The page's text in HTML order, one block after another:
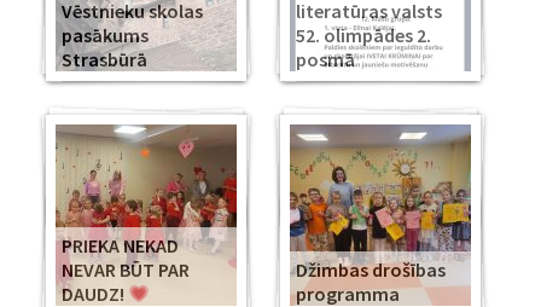
Vēstnieku skolas
pasākums
Strasbūrā
literatūras valsts
52. olimpādes 2.
posmā
PRIEKA NEKAD
NEVAR BŪT PAR
DAUDZ!
Džimbas drošības
programma